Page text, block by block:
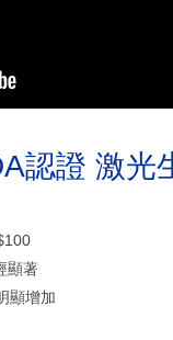
認證 激光
顯著
顯增加